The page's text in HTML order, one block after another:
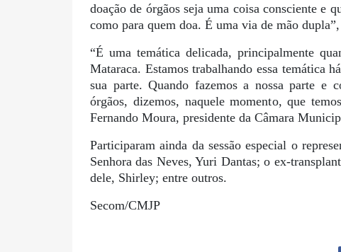
doação de órgãos seja uma coisa consciente e
como para quem doa. É uma via de mão
“É uma temática delicada, principalmente
Mataraca. Estamos trabalhando essa temática
sua parte. Quando fazemos a nossa parte e
órgãos, dizemos, naquele momento, que
Fernando Moura, presidente da Câmara
Participaram ainda da sessão especial o
Senhora das Neves, Yuri Dantas; o ex-
dele, Shirley; entre outros.
Secom/CMJP